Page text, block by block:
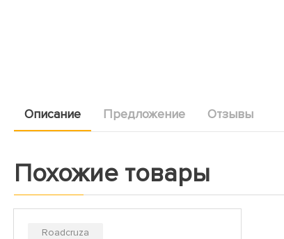
Описание Предложение Отзывы
Похожие товары
Roadcruza